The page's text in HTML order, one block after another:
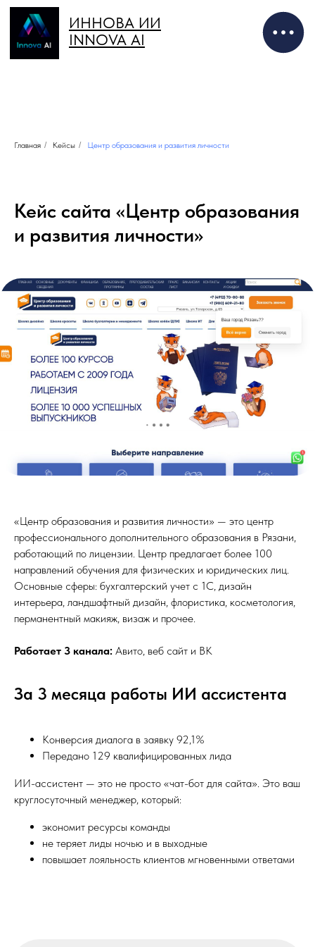
ИННОВА ИИ
INNOVA AI
Главная / Кейсы / Центр образования и развития личности
Кейс сайта «Центр образования
и развития личности»
«Центр образования и развития личности» — это центр
профессионального дополнительного образования в Рязани,
работающий по лицензии. Центр предлагает более 100
направлений обучения для физических и юридических лиц.
Основные сферы: бухгалтерский учет с 1С, дизайн
интерьера, ландшафтный дизайн, флористика, косметология,
перманентный макияж, визаж и прочее.
Работает 3 канала: Авито, веб сайт и ВК
За 3 месяца работы ИИ ассистента
Конверсия диалога в заявку 92,1%
Передано 129 квалифицированных лида
ИИ-ассистент — это не просто «чат-бот для сайта». Это ваш
круглосуточный менеджер, который:
экономит ресурсы команды
не теряет лиды ночью и в выходные
повышает лояльность клиентов мгновенными ответами
не упускать клиентов?
Покажем, как ИИ-агент решит